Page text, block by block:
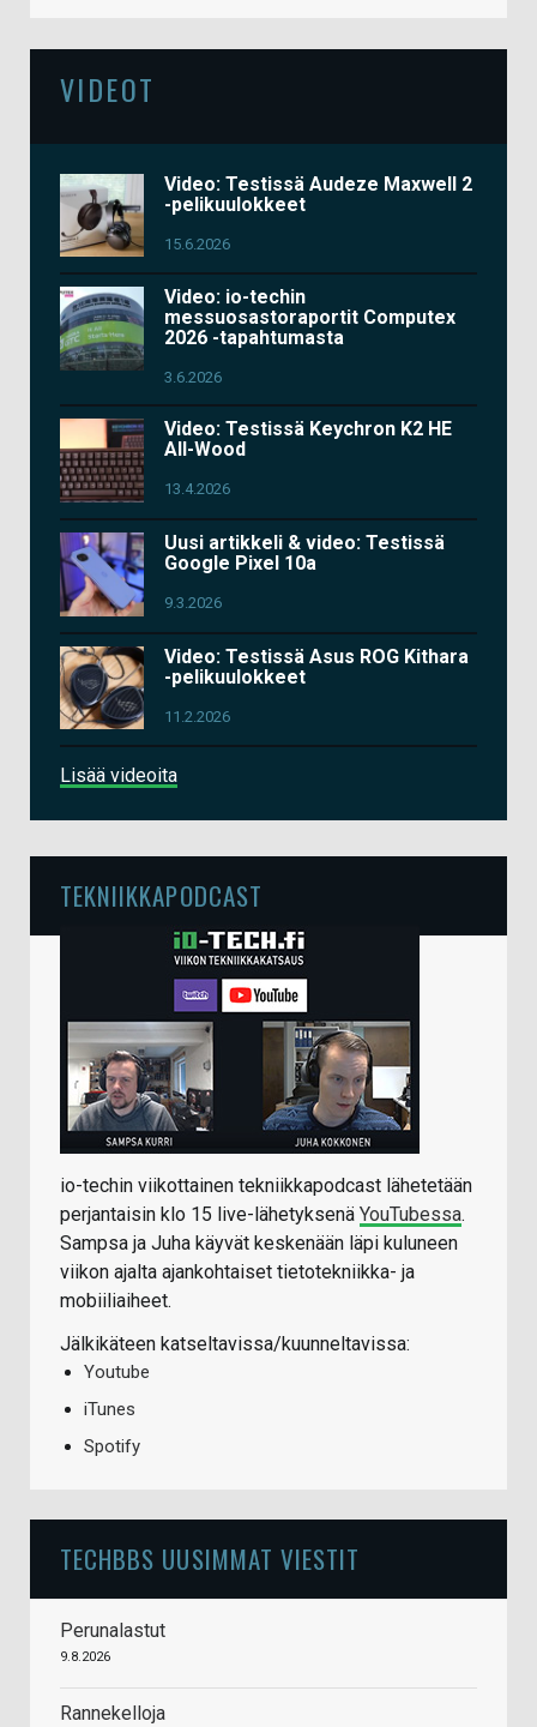
VIDEOT
Video: Testissä Audeze Maxwell 2
-pelikuulokkeet
15.6.2026
Video: io-techin
messuosastoraportit Computex
2026 -tapahtumasta
3.6.2026
Video: Testissä Keychron K2 HE
All-Wood
13.4.2026
Uusi artikkeli & video: Testissä
Google Pixel 10a
9.3.2026
Video: Testissä Asus ROG Kithara
-pelikuulokkeet
11.2.2026
Lisää videoita
TEKNIIKKAPODCAST
io-techin viikottainen tekniikkapodcast lähetetään
perjantaisin klo 15 live-lähetyksenä YouTubessa.
Sampsa ja Juha käyvät keskenään läpi kuluneen
viikon ajalta ajankohtaiset tietotekniikka- ja
mobiiliaiheet.
Jälkikäteen katseltavissa/kuunneltavissa:
Youtube
iTunes
Spotify
TECHBBS UUSIMMAT VIESTIT
Perunalastut
9.8.2026
Rannekelloja